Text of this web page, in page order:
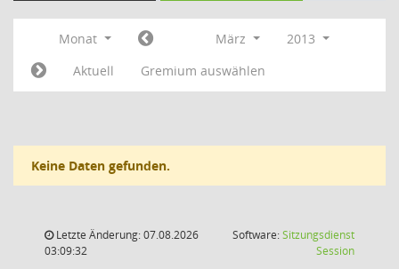
Monat März
2013
Aktuell
Gremium auswählen
Keine Daten gefunden.
Letzte Änderung: 07.08.2026
03:09:32
Software:Sitzungsdienst
Session(Wird in